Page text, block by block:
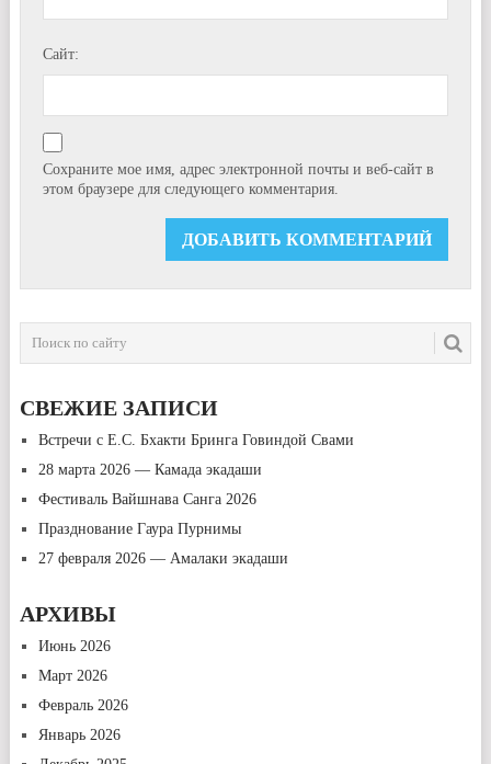
Сайт:
Сохраните мое имя, адрес электронной почты и веб-сайт в
этом браузере для следующего комментария.
СВЕЖИЕ ЗАПИСИ
Встречи с Е.С. Бхакти Бринга Говиндой Свами
28 марта 2026 — Камада экадаши
Фестиваль Вайшнава Санга 2026
Празднование Гаура Пурнимы
27 февраля 2026 — Амалаки экадаши
АРХИВЫ
Июнь 2026
Март 2026
Февраль 2026
Январь 2026